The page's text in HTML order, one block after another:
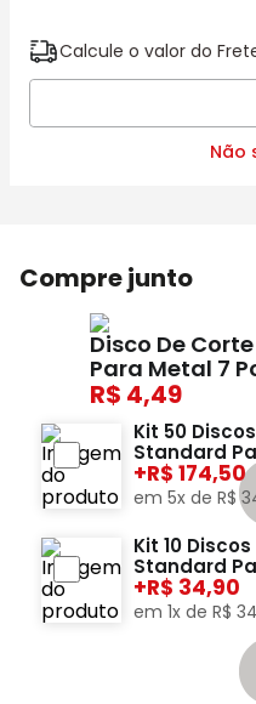
Calcule o valor do
Não
Compre junto
Disco De
Para Metal 7
4,49
Kit 50
Standard
+ 174,50
em 5x de R$
Kit 10
Standard
+ 34,90
em1x deR$